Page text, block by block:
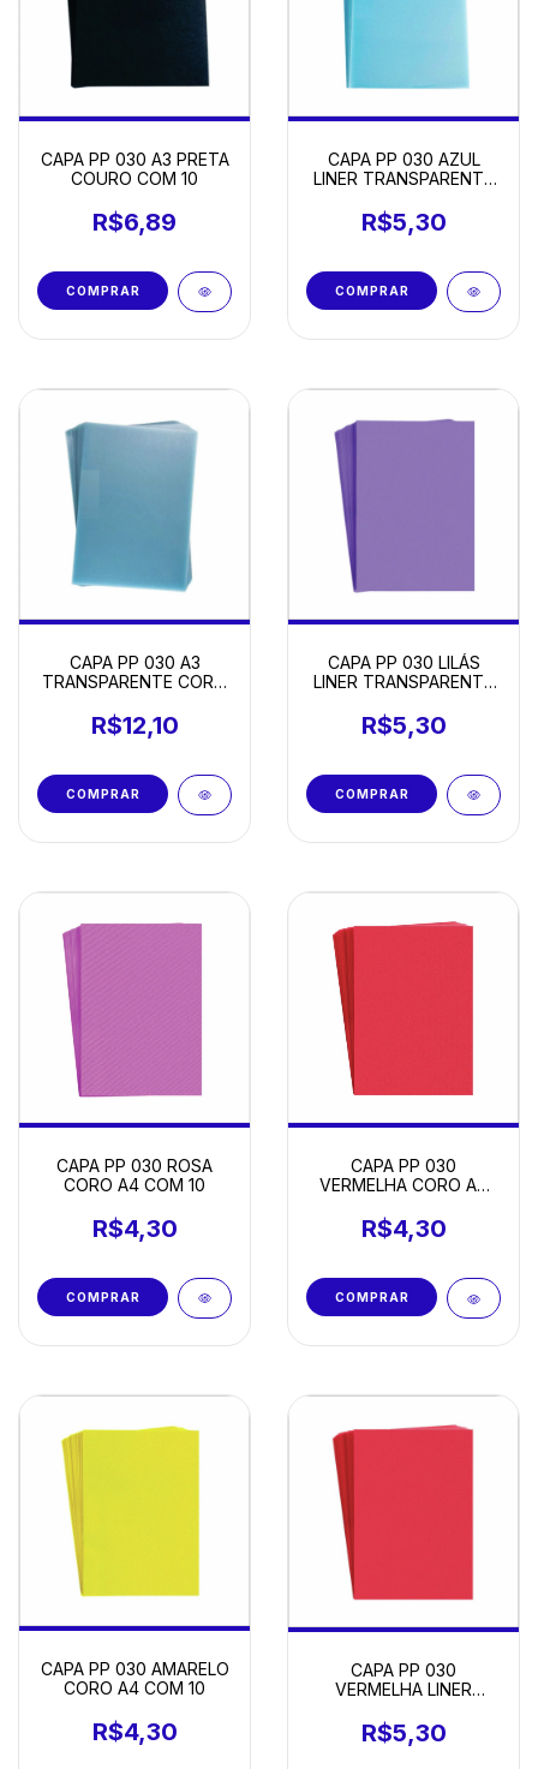
CAPA PP 030 A3 PRETA
COURO COM 10
R$6,89
CAPA PP 030 AZUL
LINER TRANSPARENTE
R$5,30
CAPA PP 030 A3
TRANSPARENTE CORO
R$12,10
CAPA PP 030 LILÁS
LINER TRANSPARENTE
R$5,30
CAPA PP 030 ROSA
CORO A4 COM 10
R$4,30
CAPA PP 030
VERMELHA CORO A4
R$4,30
CAPA PP 030 AMARELO
CORO A4 COM 10
R$4,30
CAPA PP 030
VERMELHA LINER
COM 10
R$5,30